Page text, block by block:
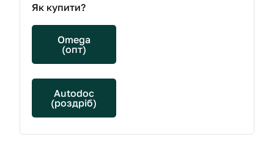
Як купити?
Omega
(опт)
Autodoc
(роздріб)